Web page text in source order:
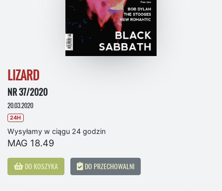
LIZARD
NR 37/2020
20.03.2020
24H
Wysyłamy w ciągu 24 godzin
MAG 18.49
DO KOSZYKA DO PRZECHOWALNI